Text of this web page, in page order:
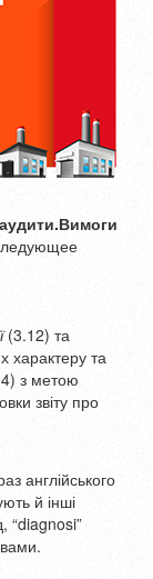
(3.12) та
характеру та
з метою
звіту про
англійського
й інші
“diagnosi”